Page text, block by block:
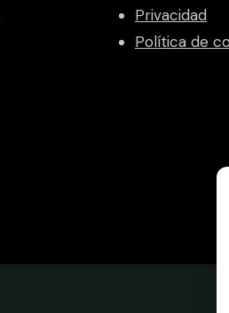
Privacidad
Política de